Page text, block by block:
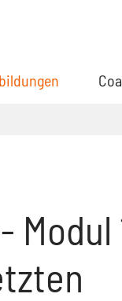
(aktuell)
Modul